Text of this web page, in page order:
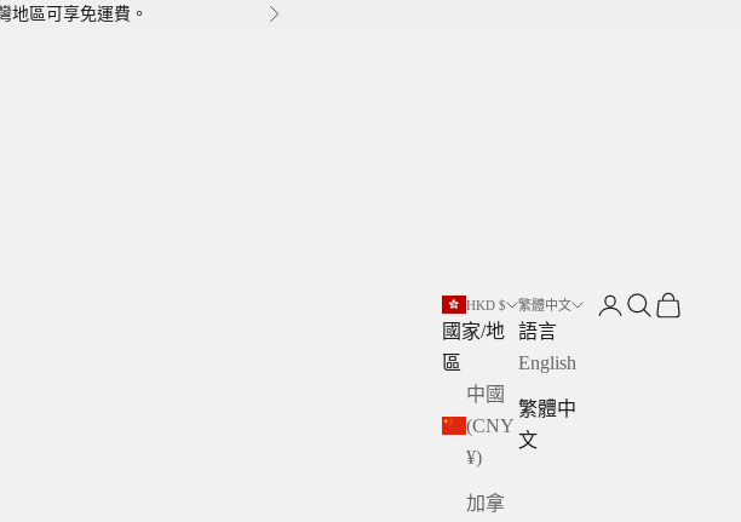
地區可享免運費。 下一個
STORE HKD $
國家/地
區
中國
(CNY
¥)
加拿
繁體中文
語言
English
繁體中
文
開啟帳戶頁面
開啟搜尋
開啟購物